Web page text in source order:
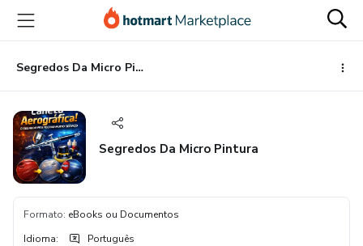
para
conteúdo
principal
para
pagamento
para
rodapé
Segredos Da Micro Pintura
Segredos Da Micro Pintura
Formato: eBooks ou Documentos
Idioma: Português